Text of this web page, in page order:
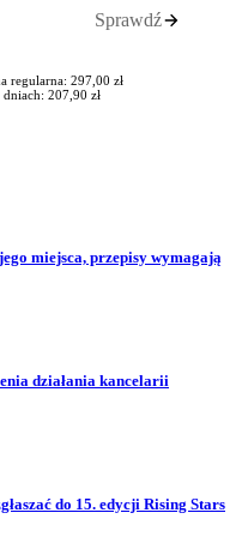
Sprawdź
regularna: 297,00 zł
207,90 zł
miejsca, przepisy wymagają
działania kancelarii
do 15. edycji Rising Stars